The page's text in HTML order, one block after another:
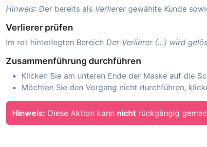
Hinweis: Der bereits als Verlierergewählte Kunde
Verlierer prüfen
Im rot hinterlegten Bereich Der Verlierer (…) wird
Zusammenführung durchführen
Klicken Sie am unteren Ende der Maske auf die
Möchten Sie den Vorgang nicht durchführen,
Hinweis: Diese Aktion kann nicht rückgängig